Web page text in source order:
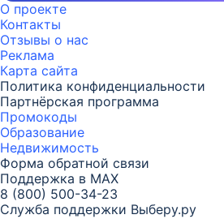
О проекте
Контакты
Отзывы о нас
Реклама
Карта сайта
Политика конфиденциальности
Партнёрская программа
Промокоды
Образование
Недвижимость
Форма обратной связи
Поддержка в MAX
8 (800) 500-34-23
Служба поддержки Выберу.ру